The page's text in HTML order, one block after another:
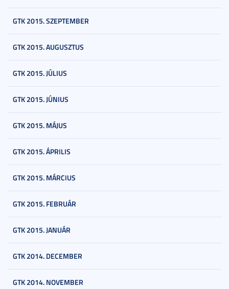
GTK 2015. SZEPTEMBER
GTK 2015. AUGUSZTUS
GTK 2015. JÚLIUS
GTK 2015. JÚNIUS
GTK 2015. MÁJUS
GTK 2015. ÁPRILIS
GTK 2015. MÁRCIUS
GTK 2015. FEBRUÁR
GTK 2015. JANUÁR
GTK 2014. DECEMBER
GTK 2014. NOVEMBER